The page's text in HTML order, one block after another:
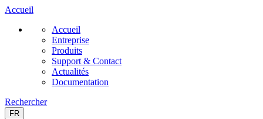
Accueil
Accueil
Entreprise
Produits
Support & Contact
Actualités
Documentation
Rechercher
FR